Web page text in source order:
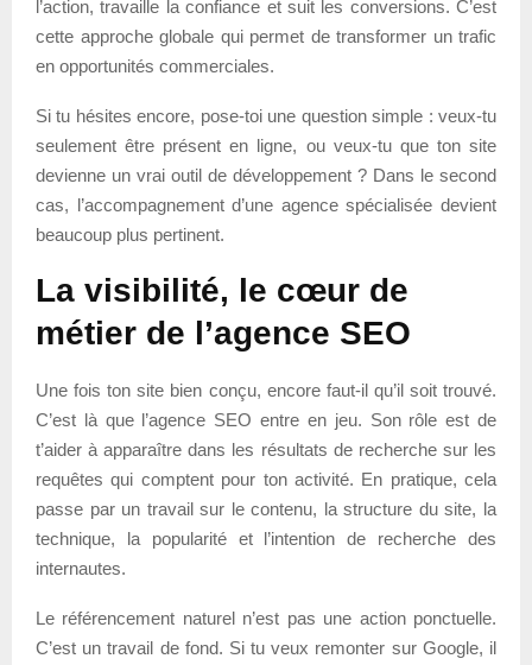
l’action, travaille la confiance et suit les conversions. C’est
cette approche globale qui permet de transformer un trafic
en opportunités commerciales.
Si tu hésites encore, pose-toi une question simple : veux-tu
seulement être présent en ligne, ou veux-tu que ton site
devienne un vrai outil de développement ? Dans le second
cas, l’accompagnement d’une agence spécialisée devient
beaucoup plus pertinent.
La visibilité, le cœur de
métier de l’agence SEO
Une fois ton site bien conçu, encore faut-il qu’il soit trouvé.
C’est là que l’agence SEO entre en jeu. Son rôle est de
t’aider à apparaître dans les résultats de recherche sur les
requêtes qui comptent pour ton activité. En pratique, cela
passe par un travail sur le contenu, la structure du site, la
technique, la popularité et l’intention de recherche des
internautes.
Le référencement naturel n’est pas une action ponctuelle.
C’est un travail de fond. Si tu veux remonter sur Google, il